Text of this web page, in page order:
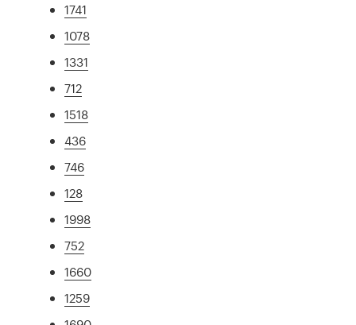
1741
1078
1331
712
1518
436
746
128
1998
752
1660
1259